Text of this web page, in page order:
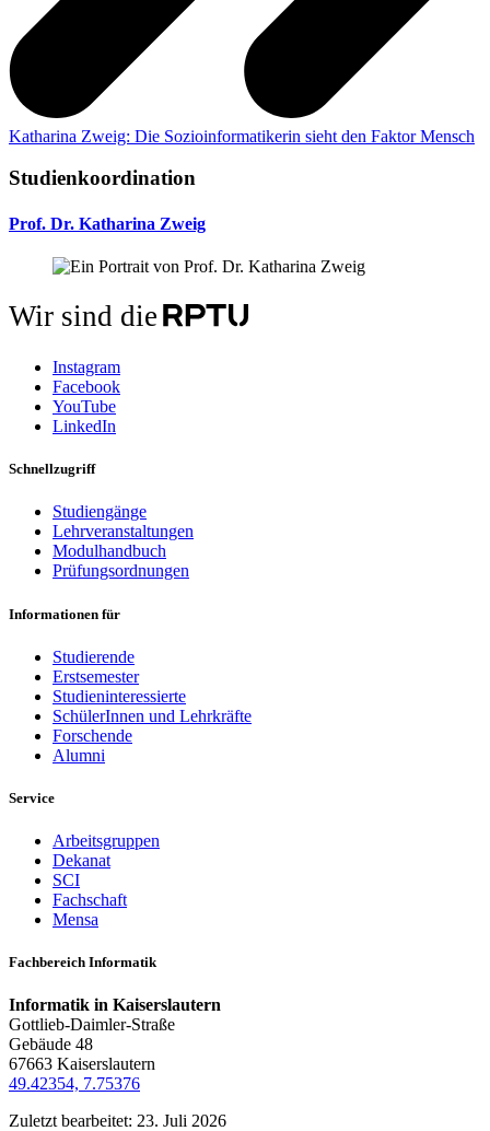
Katharina Zweig: Die Sozioinformatikerin sieht den Faktor Mensch
Studienkoordination
Prof. Dr. Katharina Zweig
Wir sind die
Instagram
Facebook
YouTube
LinkedIn
Schnellzugriff
Studiengänge
Lehrveranstaltungen
Modulhandbuch
Prüfungsordnungen
Informationen für
Studierende
Erstsemester
Studieninteressierte
SchülerInnen und Lehrkräfte
Forschende
Alumni
Service
Arbeitsgruppen
Dekanat
SCI
Fachschaft
Mensa
Fachbereich Informatik
Informatik in Kaiserslautern
Gottlieb-Daimler-Straße
Gebäude 48
67663 Kaiserslautern
49.42354, 7.75376
Zuletzt bearbeitet: 23. Juli 2026